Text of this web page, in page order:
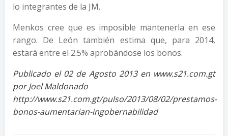
lo integrantes de la JM.
Menkos cree que es imposible mantenerla en ese
rango. De León también estima que, para 2014,
estará entre el 2.5% aprobándose los bonos.
Publicado el 02 de Agosto 2013 en www.s21.com.gt
por Joel Maldonado
http://www.s21.com.gt/pulso/2013/08/02/prestamos-
bonos-aumentarian-ingobernabilidad